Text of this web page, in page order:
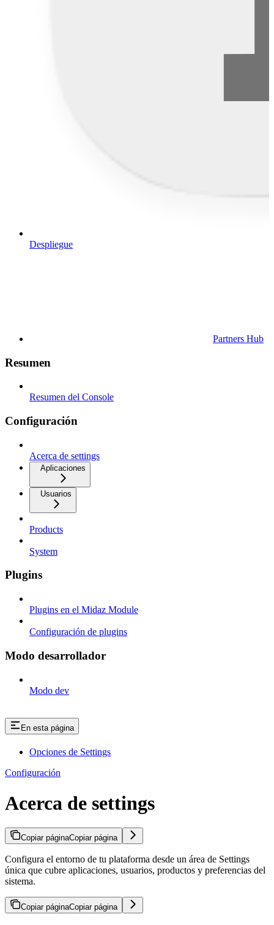
Despliegue
Partners Hub
Resumen
Resumen del Console
Configuración
Acerca de settings
Aplicaciones
Usuarios
Products
System
Plugins
Plugins en el Midaz Module
Configuración de plugins
Modo desarrollador
Modo dev
En esta página
Opciones de Settings
Configuración
Acerca de settings
Copiar páginaCopiar página
Configura el entorno de tu plataforma desde un área de Settings
única que cubre aplicaciones, usuarios, productos y preferencias del
sistema.
Copiar páginaCopiar página